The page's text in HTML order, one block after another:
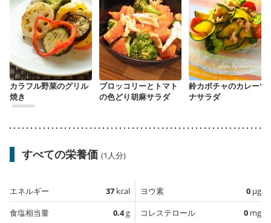
カラフル野菜のグリル
焼き
ブロッコリーとトマト
の色どり胡麻サラダ
鈴カボチャのカレーツ
ナサラダ
すべての栄養価 (1人分)
エネルギー 37 kcal
食塩相当量
0.4g
ヨウ素 0 µg
コレステロール
0 mg